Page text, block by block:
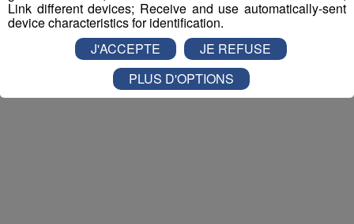
dans la Vallée du Trient:
Link different devices; Receive and use automatically-sent
device characteristics for identification.
J'ACCEPTE
JE REFUSE
PLUS D'OPTIONS